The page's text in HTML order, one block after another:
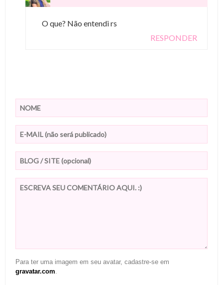
O que? Não entendi rs
RESPONDER
Para ter uma imagem em seu avatar, cadastre-se em
gravatar.com